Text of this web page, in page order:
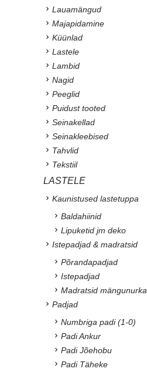
Lauamängud
Majapidamine
Küünlad
Lastele
Lambid
Nagid
Peeglid
Puidust tooted
Seinakellad
Seinakleebised
Tahvlid
Tekstiil
LASTELE
Kaunistused lastetuppa
Baldahiinid
Lipuketid jm deko
Istepadjad & madratsid
Põrandapadjad
Istepadjad
Madratsid mängunurka
Padjad
Numbriga padi (1-0)
Padi Ankur
Padi Jõehobu
Padi Täheke